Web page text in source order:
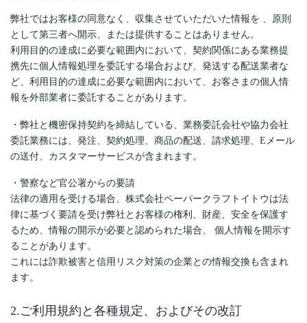
弊社ではお客様の同意なく、収集させていただいた情報を 、原則
として第三者へ開示、または提供することはありません。
利用目的の達成に必要な範囲内において、契約関係にある業務提
携先に個人情報処理を委託する場合および、発送する配送業者な
ど、利用目的の達成に必要な範囲内において、お客さまの個人情
報を外部業者に委託することがあります。
・弊社と機密保持契約を締結している、業務委託会社や協力会社
委託業務には、発注、契約処理、商品の配送、請求処理、Eメール
の送付、カスタマーサービスが含まれます。
・警察など官公署からの要請
法律の適用を受ける場合、株式会社ペーパークラフトイトウは法
律に基づく要請を受け弊社とお客様の権利、財産、安全を保護す
るため、情報の開示が必要と認められた場合、 個人情報を開示す
ることがあります。
これには詐欺被害と信用リスク対策の企業との情報交換も含まれ
ます。
2.ご利用規約と各種規定、およびその改訂